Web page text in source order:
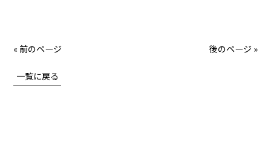
« 前のページ 後のページ »
一覧に戻る